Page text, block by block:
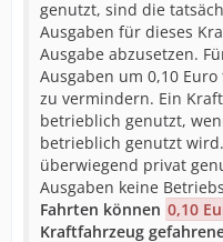
genutzt, sind die
Ausgaben für dieses
Ausgabe abzusetzen.
Ausgaben um 0,10
zu vermindern. Ein
betrieblich genutzt,
betrieblich genutzt
überwiegend privat
Ausgaben keine
Fahrten können 0,10
Kraftfahrzeug